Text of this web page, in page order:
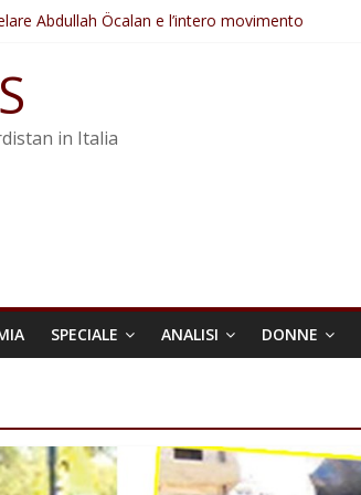
Abdullah Öcalan e l’intero movimento
ostacolerebbe l’attuazione della legge
di guerra dell’Iran
trasformata in legge positiva
in Italia
SPECIALE ANALISI DONNE